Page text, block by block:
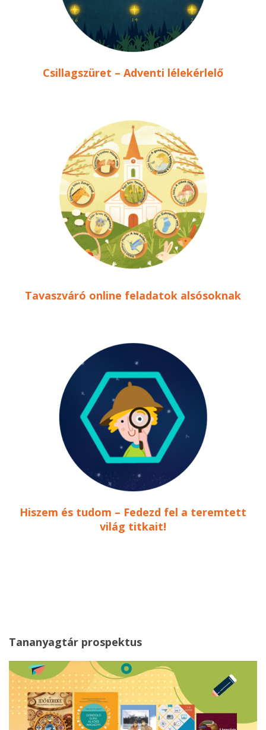
Csillagszüret – Adventi lélekérlelő
Tavaszváró online feladatok alsósoknak
Hiszem és tudom – Fedezd fel a teremtett
világ titkait!
Tananyagtár prospektus